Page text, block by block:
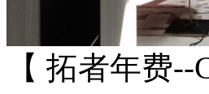
【 拓者年费--